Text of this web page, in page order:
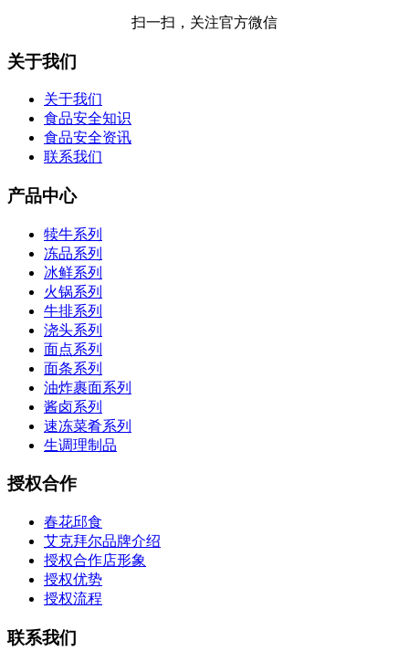
扫一扫，关注官方微信
关于我们
关于我们
食品安全知识
食品安全资讯
联系我们
产品中心
犊牛系列
冻品系列
冰鲜系列
火锅系列
牛排系列
浇头系列
面点系列
面条系列
油炸裹面系列
酱卤系列
速冻菜肴系列
生调理制品
授权合作
春花邱食
艾克拜尔品牌介绍
授权合作店形象
授权优势
授权流程
联系我们